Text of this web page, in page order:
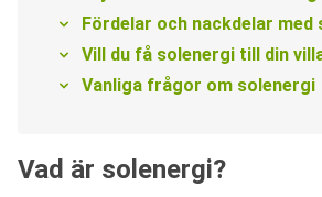
Fördelar och nackdelar med
Vill du få solenergi till din
Vanliga frågor om solenergi
Vad är solenergi?